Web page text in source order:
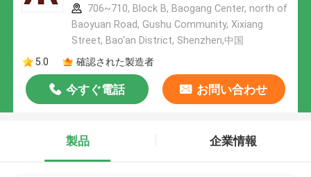
706~710, Block B, Baogang Center, north of
Baoyuan Road, Gushu Community, Xixiang
Street, Bao'an District, Shenzhen,中国
5.0
確認された製造者
今すぐ電話 お問い合わせ
製品 企業情報